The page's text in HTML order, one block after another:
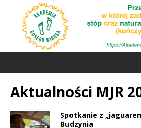
Aktualności MJR
Spotkanie z
Budzynia